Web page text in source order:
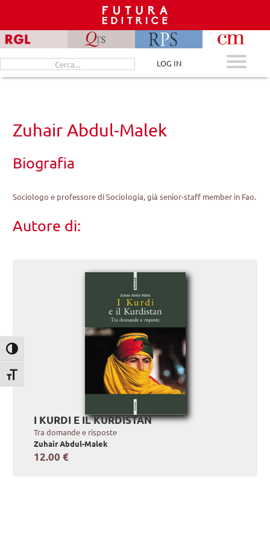
Attiva/disattiva alto contrasto
Attiva/disattiva dimensione testo
content
Cerca
per:
LOG IN
Zuhair Abdul-Malek
Biografia
Sociologo e professore di Sociologia, già senior-staff member in Fao.
Autore di:
I KURDI E IL KURDISTAN
Tra domande e risposte
Zuhair Abdul-Malek
12.00 €